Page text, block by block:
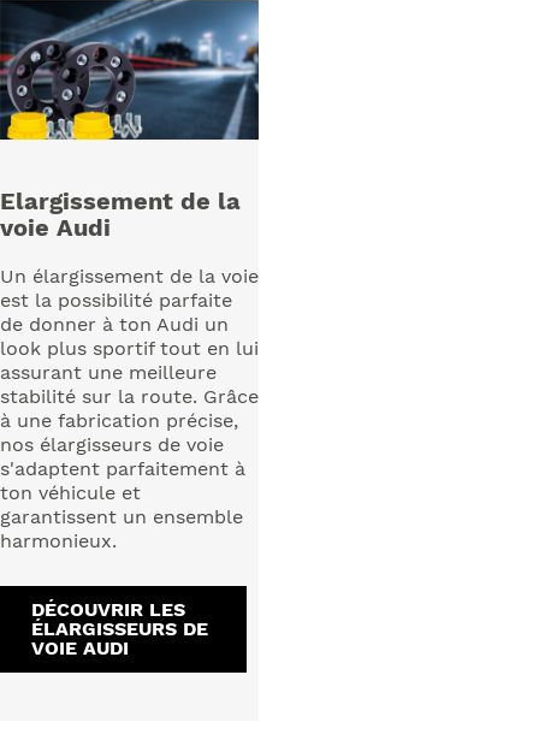
Elargissement de la
voie Audi
Un élargissement de la voie
est la possibilité parfaite
de donner à ton Audi un
look plus sportif tout en lui
assurant une meilleure
stabilité sur la route. Grâce
à une fabrication précise,
nos élargisseurs de voie
s'adaptent parfaitement à
ton véhicule et
garantissent un ensemble
harmonieux.
DÉCOUVRIR LES
ÉLARGISSEURS DE
VOIE AUDI